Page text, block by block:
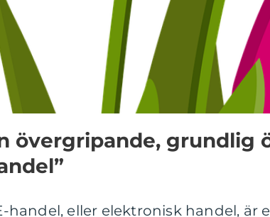
övergripande, grundlig
handel, eller elektronisk handel, är